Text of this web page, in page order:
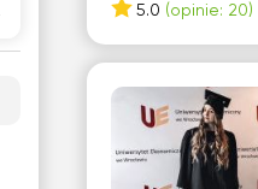
5.0 (opinie: 20)